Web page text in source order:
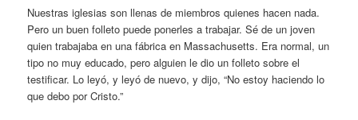
Nuestras iglesias son llenas de miembros quienes hacen nada.
Pero un buen folleto puede ponerles a trabajar. Sé de un joven
quien trabajaba en una fábrica en Massachusetts. Era normal, un
tipo no muy educado, pero alguien le dio un folleto sobre el
testificar. Lo leyó, y leyó de nuevo, y dijo, “No estoy haciendo lo
que debo por Cristo.”